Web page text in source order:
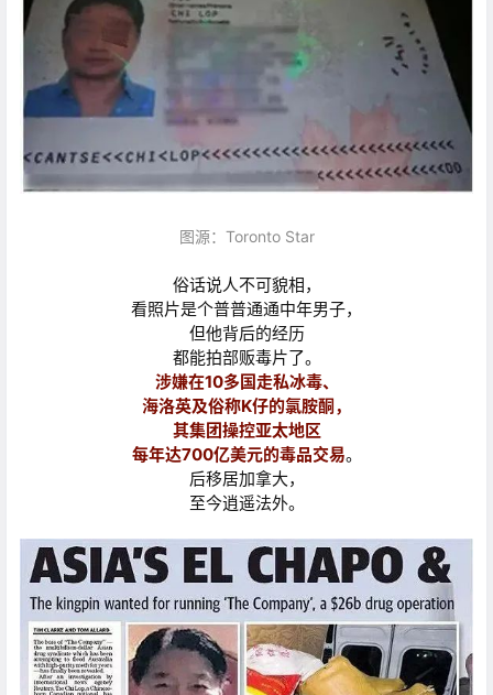
图源：Toronto Star
俗话说人不可貌相，
看照片是个普普通通中年男子，
但他背后的经历
都能拍部贩毒片了。
涉嫌在10多国走私冰毒、
海洛英及俗称K仔的氯胺酮，
其集团操控亚太地区
每年达700亿美元的毒品交易。
后移居加拿大，
至今逍遥法外。